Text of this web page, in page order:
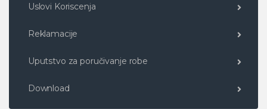
Uslovi Koriscenja
Reklamacije
Uputstvo za poručivanje robe
Download